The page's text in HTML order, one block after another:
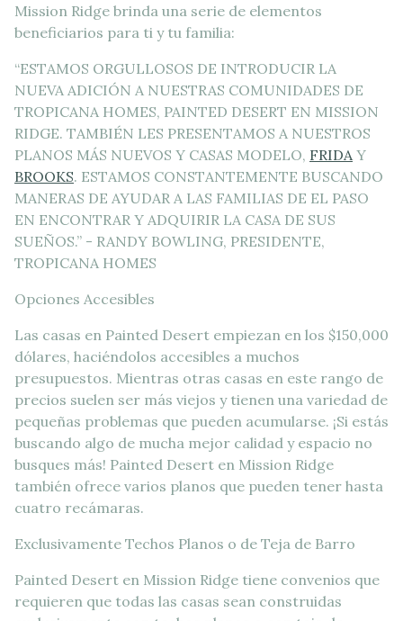
Mission Ridge brinda una serie de elementos
beneficiarios para ti y tu familia:
“ESTAMOS ORGULLOSOS DE INTRODUCIR LA
NUEVA ADICIÓN A NUESTRAS COMUNIDADES DE
TROPICANA HOMES, PAINTED DESERT EN MISSION
RIDGE. TAMBIÉN LES PRESENTAMOS A NUESTROS
PLANOS MÁS NUEVOS Y CASAS MODELO, FRIDAY
BROOKS. ESTAMOS CONSTANTEMENTE BUSCANDO
MANERAS DE AYUDAR A LAS FAMILIAS DE EL PASO
EN ENCONTRAR Y ADQUIRIR LA CASA DE SUS
SUEÑOS.” - RANDY BOWLING, PRESIDENTE,
TROPICANA HOMES
Opciones Accesibles
Las casas en Painted Desert empiezan en los $150,000
dólares, haciéndolos accesibles a muchos
presupuestos. Mientras otras casas en este rango de
precios suelen ser más viejos y tienen una variedad de
pequeñas problemas que pueden acumularse. ¡Si estás
buscando algo de mucha mejor calidad y espacio no
busques más! Painted Desert en Mission Ridge
también ofrece varios planos que pueden tener hasta
cuatro recámaras.
Exclusivamente Techos Planos o de Teja de Barro
Painted Desert en Mission Ridge tiene convenios que
requieren que todas las casas sean construidas